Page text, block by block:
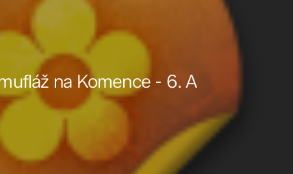
na Komence - 6. A